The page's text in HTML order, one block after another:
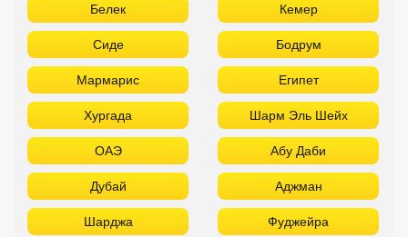
Белек Кемер
Сиде Бодрум
Мармарис Египет
Хургада Шарм Эль Шейх
ОАЭ Абу Даби
Дубай Аджман
Шарджа Фуджейра